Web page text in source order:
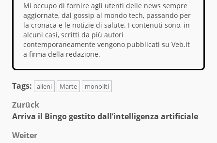
Mi occupo di fornire agli utenti delle news sempre
aggiornate, dal gossip al mondo tech, passando per
la cronaca e le notizie di salute. I contenuti sono, in
alcuni casi, scritti da più autori
contemporaneamente vengono pubblicati su Veb.it
a firma della redazione.
Tags: alieni Marte monoliti
Beitragsnavigation
Zurück
Arriva il Bingo gestito dall’intelligenza artificiale
Weiter